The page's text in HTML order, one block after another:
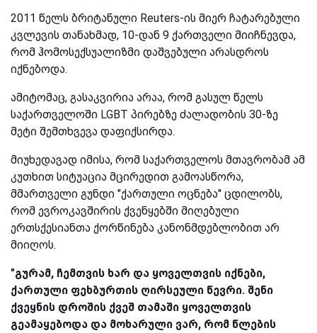
2011 წელს ბრიტანული Reuters-ის მიერ ჩატარებული
კვლევის თანახმად, 10-დან 9 ქართველი მიიჩნევდა,
რომ ჰომოსექსუალიზმი დაშვებული არასდროს
იქნებოდა.
ამიტომაც, გასაკვირია არაა, რომ გასულ წელს
საქართველოში LGBT პირებზე ძალადობის 30-ზე
მეტი შემთხვევა დაფიქსირდა.
მიუხედავად იმისა, რომ საქართველოს მთავრობამ ამ
კუთხით სიტუაცია მცირედით გამოასწორა,
მმართველი გუნდი "ქართული ოცნება" ცდილობს,
რომ ევროკავშირის ქვენყებში მიღებული
ერთსქესიანთა ქორწინება კანონმდებლობით არ
მიიღოს.
"გურამ, ჩემთვის ხარ და ყოველთვის იქნები,
ქართული ფეხბურთის ღირსეული წევრი. შენი
ქვეყნის დროშის ქვეშ თამაში ყოველთვის
გეამაყებოდა და მოხარული ვარ, რომ წლების